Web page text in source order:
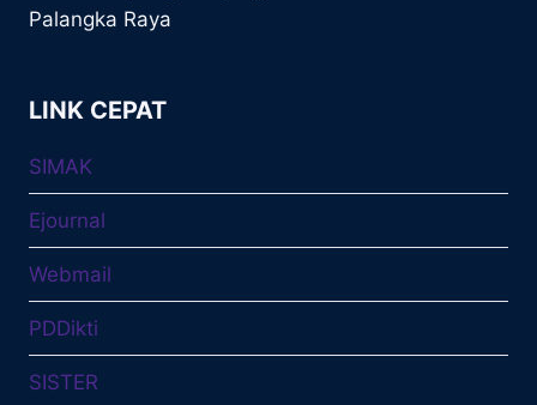
Palangka Raya
LINK CEPAT
SIMAK
Ejournal
Webmail
PDDikti
SISTER